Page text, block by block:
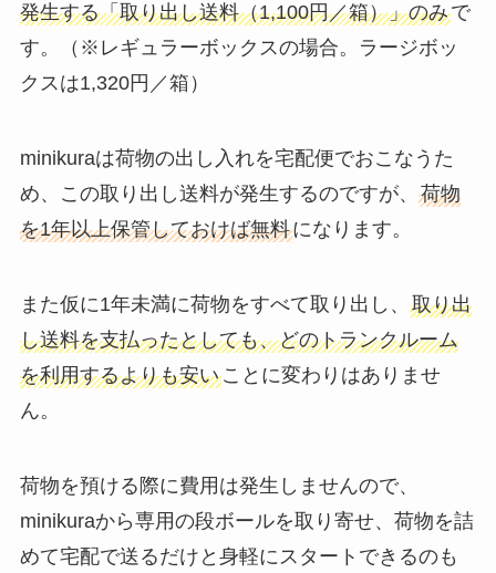
発生する「取り出し送料（1,100円／箱）」のみで
す。（※レギュラーボックスの場合。ラージボッ
クスは1,320円／箱）
minikuraは荷物の出し入れを宅配便でおこなうた
め、この取り出し送料が発生するのですが、 荷物
を1年以上保管しておけば無料になります。
また仮に1年未満に荷物をすべて取り出し、 取り出
し送料を支払ったとしても、どのトランクルーム
を利用するよりも安いことに変わりはありませ
ん。
荷物を預ける際に費用は発生しませんので、
minikuraから専用の段ボールを取り寄せ、荷物を詰
めて宅配で送るだけと身軽にスタートできるのも